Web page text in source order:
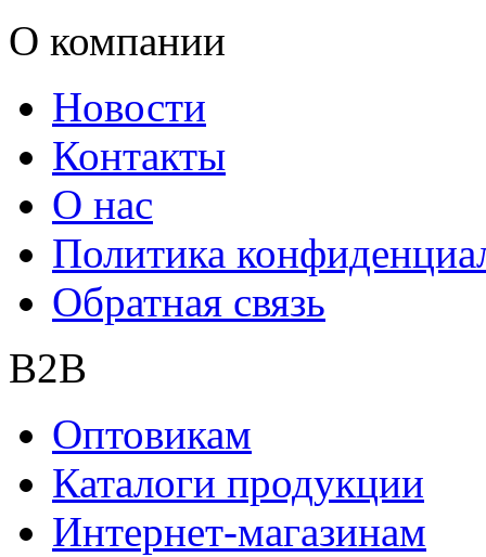
О компании
Новости
Контакты
О нас
Политика
Обратная связь
B2B
Оптовикам
Каталоги продукции
Интернет-магазинам